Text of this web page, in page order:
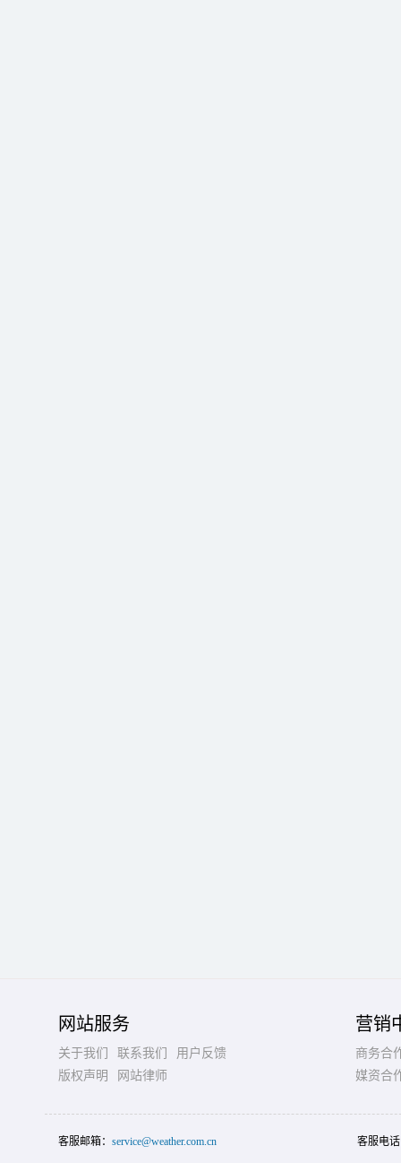
网站服务
关于我们 联系我们
用户反馈
版权声明
网站律师
营销
商务合
媒资合
客服邮箱： service@weather.com.cn 客服电